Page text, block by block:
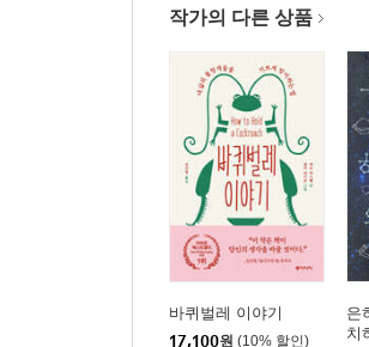
작가의 다른 상품
바퀴벌레 이야기
17,100원 (10% 할인)
은
치